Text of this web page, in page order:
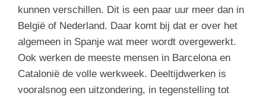
kunnen verschillen. Dit is een paar uur meer dan in
België of Nederland. Daar komt bij dat er over het
algemeen in Spanje wat meer wordt overgewerkt.
Ook werken de meeste mensen in Barcelona en
Catalonië de volle werkweek. Deeltijdwerken is
vooralsnog een uitzondering, in tegenstelling tot